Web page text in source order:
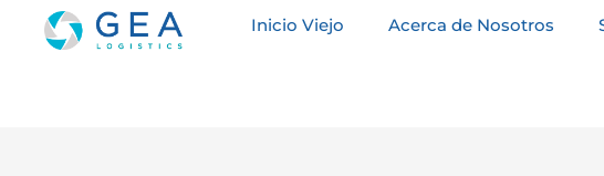
Inicio Viejo Acerca de Nosotros